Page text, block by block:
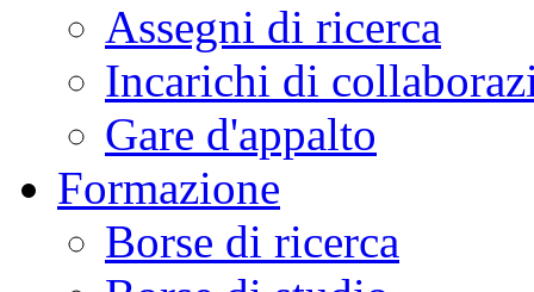
Assegni di ricerca
Incarichi di
Gare d'appalto
Formazione
Borse di ricerca